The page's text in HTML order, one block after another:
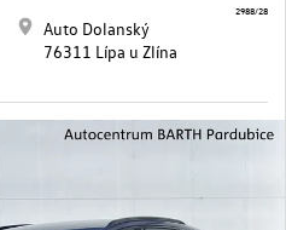
Auto Dolanský
76311 Lípa u Zlína
2988/28